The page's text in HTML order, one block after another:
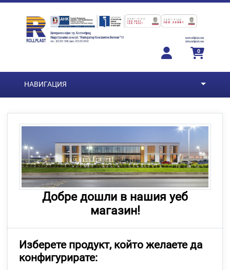
Преминете към основното съдържание
0
НАВИГАЦИЯ
Добре дошли в нашия уеб
магазин!
Изберете продукт, който желаете да
конфигурирате: